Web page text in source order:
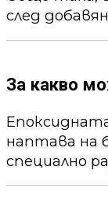
след
За какво
наптава на
специално